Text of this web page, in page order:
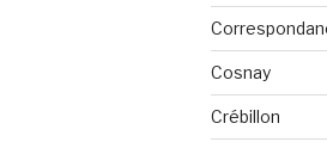
Cosnay
Crébillon